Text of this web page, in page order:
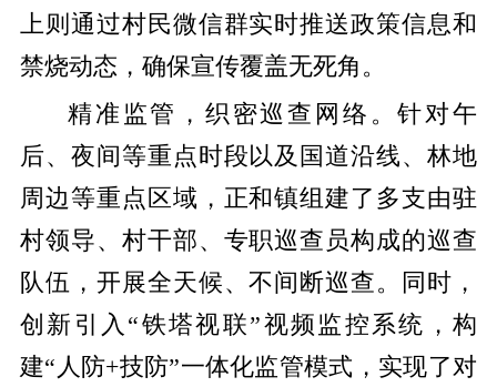
上则通过村民微信群实时推送政策信息和
禁烧动态，确保宣传覆盖无死角。
精准监管，织密巡查网络。针对午
后、夜间等重点时段以及国道沿线、林地
周边等重点区域，正和镇组建了多支由驻
村领导、村干部、专职巡查员构成的巡查
队伍，开展全天候、不间断巡查。同时，
创新引入“铁塔视联”视频监控系统，构
建“人防+技防”一体化监管模式，实现了对